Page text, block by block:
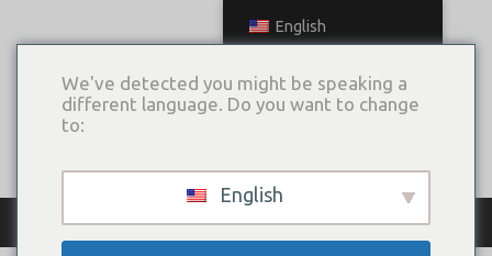
КАТАЛОГ ПЛАТЬЕВ
English
We've detected you might be speaking a
different language. Do you want to change
to:
English